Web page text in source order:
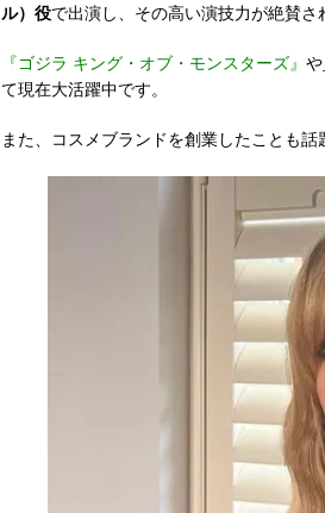
ル）役で出演し、その高い演技力が絶賛さ
『ゴジラ キング・オブ・モンスターズ』 や
て現在大活躍中です。
また、コスメブランドを創業したことも話